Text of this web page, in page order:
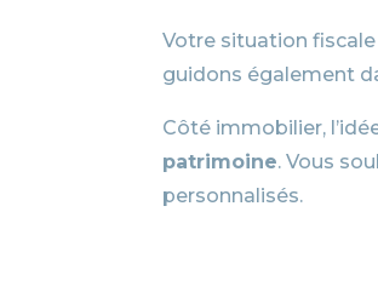
Votre situation
guidons également
Côté immobilier,
patrimoine. Vous
personnalisés.